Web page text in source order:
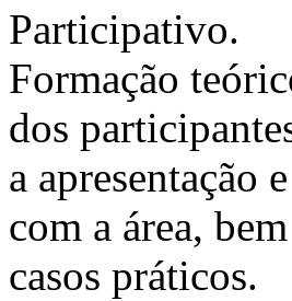
Participativo.
Formação
dos
a apresentação
com a área,
casos práticos.